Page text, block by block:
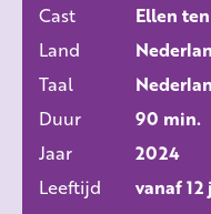
Cast
Ellen
Land
Taal
Duur
90 min.
Jaar
2024
Leeftijd
vanaf 12